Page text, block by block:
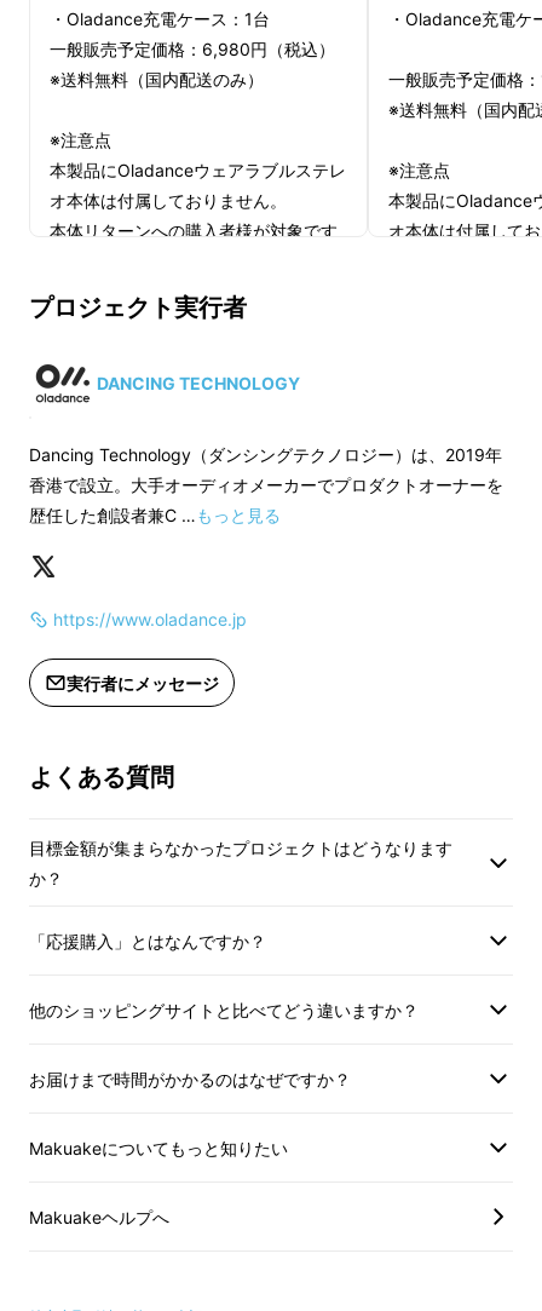
らない。
高音質で楽しみながら、環境音もよく聞こえ
るから、何度も着脱しなくていい。
⦁
超ロングバッテリー、「充電大丈夫か
快適さ×音質にこだわったクオリティはまさに
カー」！ こうして 「Oladanceウェアラブルス
・Oladance充電ケース：1台
一般販売予定価格：6,980円（税込）
※送料無料（国内配送のみ）
※注意点
本製品にOladanceウェアラブルステレ
オ本体は付属しておりません。
本体リターンへの購入者様が対象です
下さい。
・Oladance充電ケ
一般販売予定価格
※送料無料（国内配
※注意点
本製品にOladance
オ本体は付属して
プロジェクト実行者
DANCING TECHNOLOGY
Dancing Technology（ダンシングテクノロジー）は、2019年
香港で設立。大手オーディオメーカーでプロダクトオーナーを
歴任した創設者兼C …もっと見る
https://www.oladance.jp
実行者にメッセージ
よくある質問
目標金額が集まらなかったプロジェクトはどうなります
か？
「応援購入」とはなんですか？
他のショッピングサイトと比べてどう違いますか？
お届けまで時間がかかるのはなぜですか？
Makuakeについてもっと知りたい
Makuakeヘルプへ